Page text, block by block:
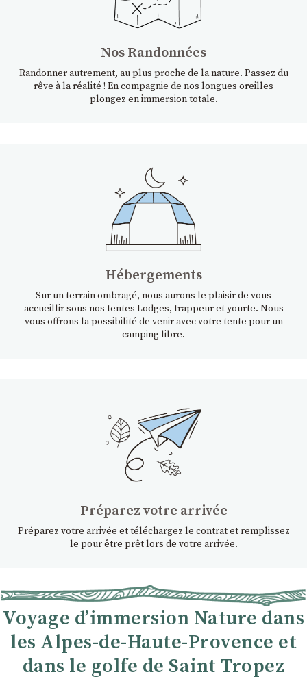
Nos Randonnées
Randonner autrement, au plus proche de la nature. Passez du
rêve à la réalité ! En compagnie de nos longues oreilles
plongez en immersion totale.
Hébergements
Sur un terrain ombragé, nous aurons le plaisir de vous
accueillir sous nos tentes Lodges, trappeur et yourte. Nous
vous offrons la possibilité de venir avec votre tente pour un
camping libre.
Préparez votre arrivée
Préparez votre arrivée et téléchargez le contrat et remplissez
le pour être prêt lors de votre arrivée.
Voyage d’immersion Nature dans
les Alpes-de-Haute-Provence et
dans le golfe de Saint Tropez